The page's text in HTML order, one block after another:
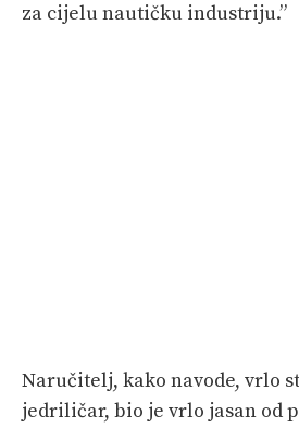
za cijelu nautičku industriju.”
Naručitelj, kako navode, vrlo
jedriličar, bio je vrlo jasan od